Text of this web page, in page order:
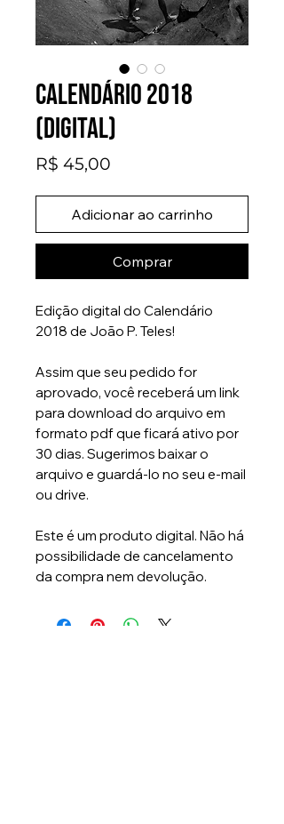
Calendário 2018
(digital)
R$ 45,00
Adicionar ao carrinho
Comprar
Edição digital do Calendário
2018 de João P. Teles!
Assim que seu pedido for
aprovado, você receberá um link
para download do arquivo em
formato pdf que ficará ativo por
30 dias. Sugerimos baixar o
arquivo e guardá-lo no seu e-mail
ou drive.
Este é um produto digital. Não há
possibilidade de cancelamento
da compra nem devolução.